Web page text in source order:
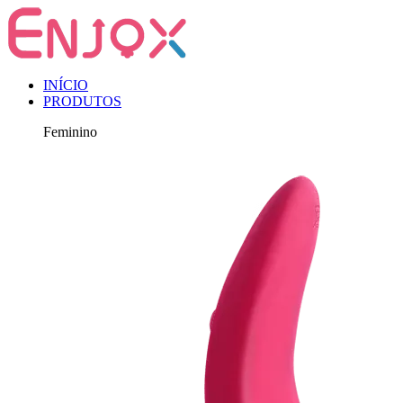
INÍCIO
PRODUTOS
Feminino